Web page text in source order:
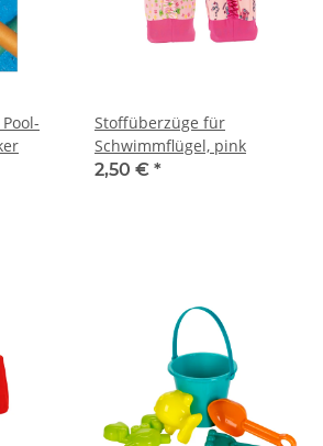
Stoffüberzüge für
Schwimmflügel, pink
2,50 € *